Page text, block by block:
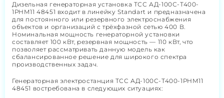
Дизельная генераторная установка ТСС АД-100С-Т400-
1РНМ11 48451 входит в линейку Standart и предназначена
для постоянного или резервного электроснабжения
объектов и организаций с трёхфазной сетью 400 В.
Номинальная мощность генераторной установки
составляет 100 кВт, резервная мощность — 110 кВт, что
позволяет рассматривать данную модель как
сбалансированное решение для широкого спектра
производственных задач.
Генераторная электростанция ТСС АД-100С-Т400-1РНМ11
48451 востребована в следующих ситуациях: